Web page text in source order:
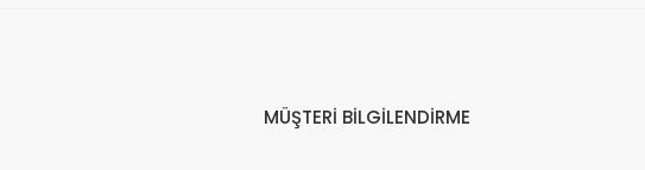
MÜŞTERİ BİLGİLENDİRME